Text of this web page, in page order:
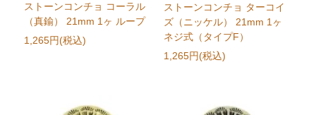
ストーンコンチョ コーラル
（真鍮） 21mm 1ヶ ループ
1,265円(税込)
ストーンコンチョ ターコイ
ズ（ニッケル） 21mm 1ヶ
ネジ式（タイプF）
1,265円(税込)